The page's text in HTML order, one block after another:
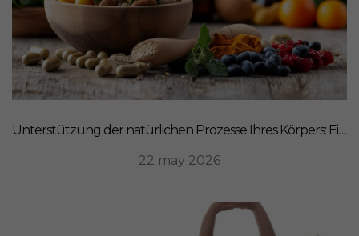
Unterstützung der natürlichen Prozesse Ihres Körpers: Ein ganzheitlicher Ansatz für Ernährung
22 may 2026